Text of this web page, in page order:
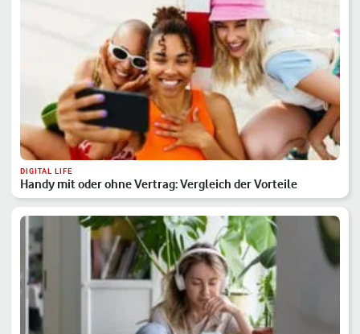
DIGITAL LIFE
Handy mit oder ohne Vertrag: Vergleich der Vorteile